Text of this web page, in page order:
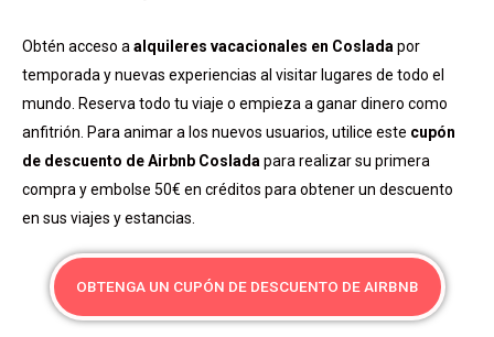
Obtén acceso a alquileres vacacionales en Coslada por
temporada y nuevas experiencias al visitar lugares de todo el
mundo. Reserva todo tu viaje o empieza a ganar dinero como
anfitrión. Para animar a los nuevos usuarios, utilice este cupón
de descuento de Airbnb Coslada para realizar su primera
compra y embolse 50€ en créditos para obtener un descuento
en sus viajes y estancias.
OBTENGA UN CUPÓN DE DESCUENTO DE AIRBNB